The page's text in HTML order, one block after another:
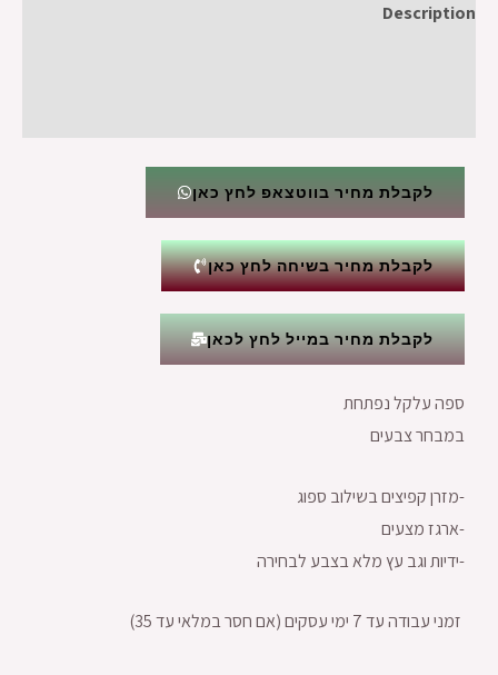
Description
לקבלת מחיר בווטצאפ לחץ כאן
לקבלת מחיר בשיחה לחץ כאן
לקבלת מחיר במייל לחץ לכאן
ספה עלקל נפתחת
במבחר צבעים
-מזרן קפיצים בשילוב ספוג
-ארגז מצעים
-ידיות וגב עץ מלא בצבע לבחירה
זמני עבודה עד 7 ימי עסקים (אם חסר במלאי עד 35)